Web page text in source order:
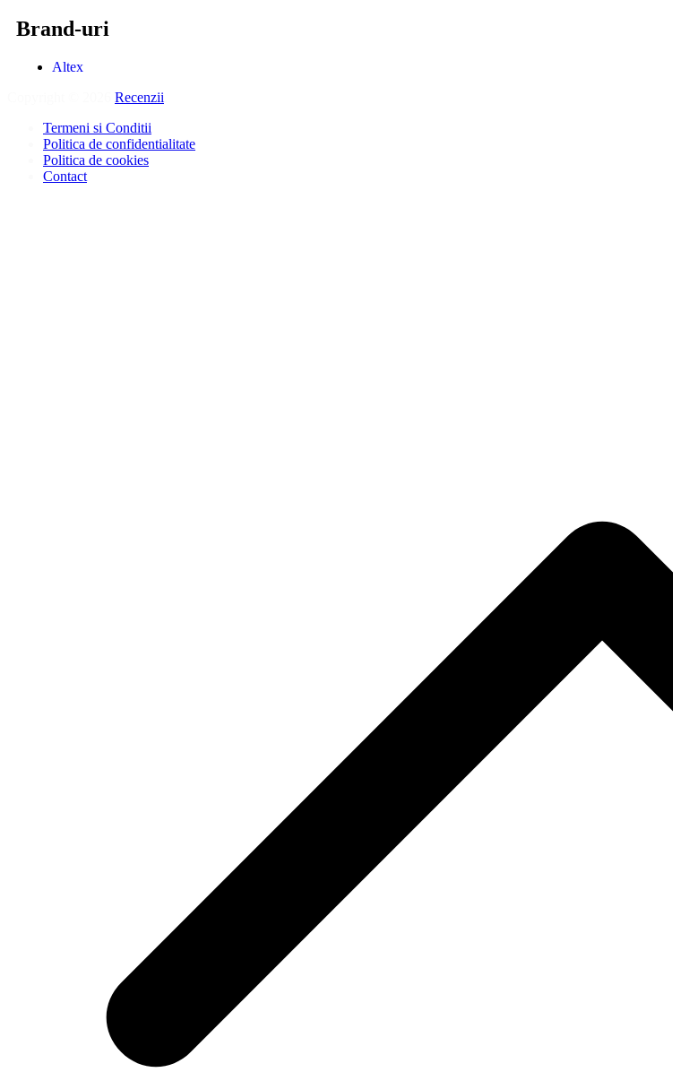
Brand-uri
Altex
Recenzii
Termeni si Conditii
Politica de confidentialitate
Politica de cookies
Contact